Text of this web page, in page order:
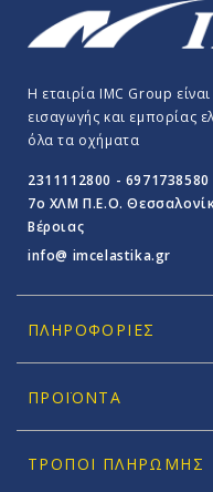
Η εταιρία IMC Group
εισαγωγής και εμπορίας
όλα τα οχήματα
2311112800 - 6971738580
7o ΧΛΜ Π.E.O.
Βέροιας
info@ imcelastika.gr
ΠΛΗΡΟΦΟΡΊΕΣ
ΠΡΟΪΟΝΤΑ
ΤΡΌΠΟΙ ΠΛΗΡΩΜΉΣ